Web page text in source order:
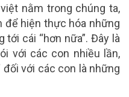
nằm trong chúng ta,
để hiện thực hóa những
tới cái “hơn nữa”. Đây là
với các con nhiều lần,
đối với các con là những